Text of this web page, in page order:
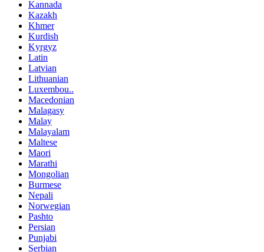
Kannada
Kazakh
Khmer
Kurdish
Kyrgyz
Latin
Latvian
Lithuanian
Luxembou..
Macedonian
Malagasy
Malay
Malayalam
Maltese
Maori
Marathi
Mongolian
Burmese
Nepali
Norwegian
Pashto
Persian
Punjabi
Serbian